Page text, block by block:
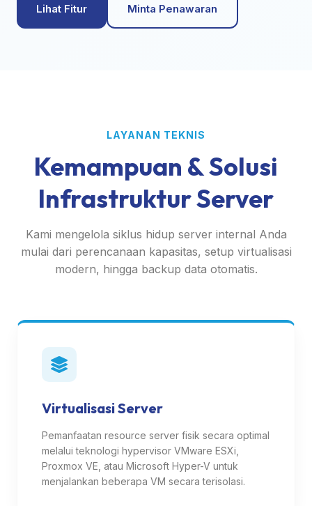
Lihat Fitur Minta Penawaran
LAYANAN TEKNIS
Kemampuan & Solusi
Infrastruktur Server
Kami mengelola siklus hidup server internal Anda
mulai dari perencanaan kapasitas, setup virtualisasi
modern, hingga backup data otomatis.
Virtualisasi Server
Pemanfaatan resource server fisik secara optimal
melalui teknologi hypervisor VMware ESXi,
Proxmox VE, atau Microsoft Hyper-V untuk
menjalankan beberapa VM secara terisolasi.